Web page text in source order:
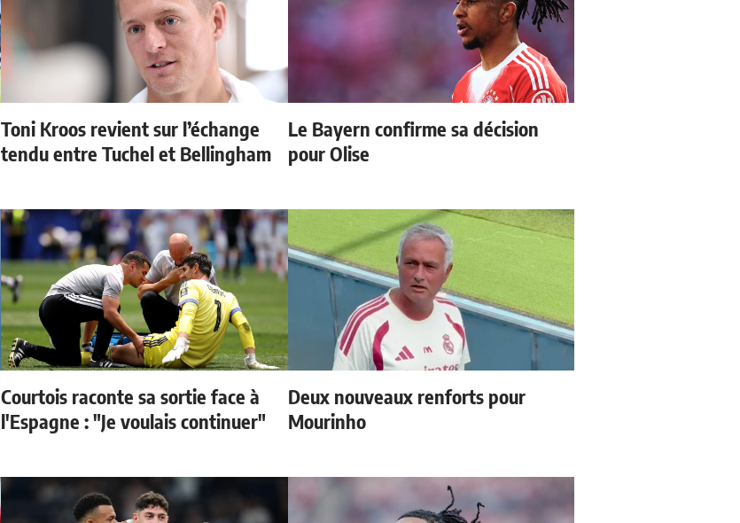
Toni Kroos revient sur l’échange
tendu entre Tuchel et Bellingham
Le Bayern confirme sa décision
pour Olise
Courtois raconte sa sortie face à
l'Espagne : "Je voulais continuer"
Deux nouveaux renforts pour
Mourinho